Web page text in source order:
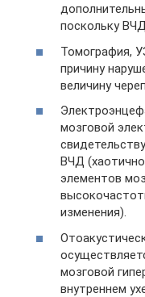
поскольку
Томография,
причину
величину
мозговой
ВЧД
элементов
изменения).
мозговой
внутреннем